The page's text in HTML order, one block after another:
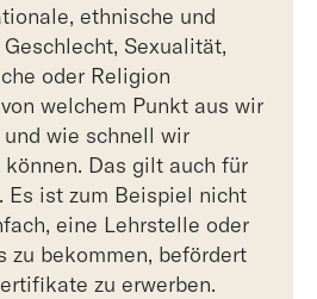
ethnische und
Sexualität,
oder Religion
welchem Punkt aus wir
wie schnell wir
Das gilt auch für
Es ist zum Beispiel nicht
eine Lehrstelle oder
zu bekommen, befördert
zu erwerben.